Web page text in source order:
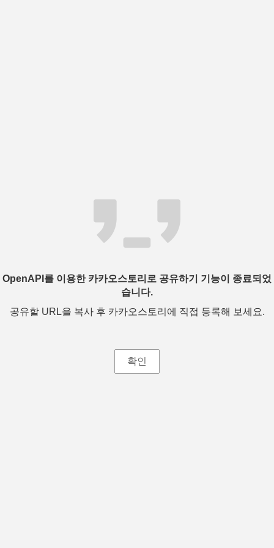
OpenAPI를 이용한 카카오스토리로 공유하기 기능이 종료되었
습니다.
공유할 URL을 복사 후 카카오스토리에 직접 등록해 보세요.
확인